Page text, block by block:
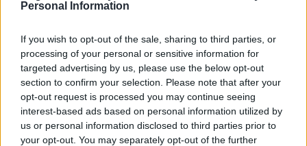
Personal Information
If you wish to opt-out of the sale, sharing to third parties, or
processing of your personal or sensitive information for
targeted advertising by us, please use the below opt-out
section to confirm your selection. Please note that after your
opt-out request is processed you may continue seeing
interest-based ads based on personal information utilized by
us or personal information disclosed to third parties prior to
your opt-out. You may separately opt-out of the further
POLITIK 13 april 2018 06.00
LIBERALERNAS VALLÖFTE: STÄNGDA
SKOLOR OCH HÖJDA AVGIFTER
POLITIK 11 april 2018 14.11